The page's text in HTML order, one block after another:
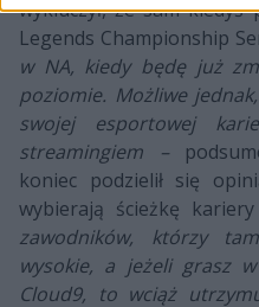
wykluczył, że sam
Legends Championship
w NA, kiedy będę już
poziomie. Możliwe
swojej esportowej
streamingiem –
koniec podzielił się
wybierają ścieżkę
zawodników, którzy
wysokie, a jeżeli grasz
Cloud9, to wciąż